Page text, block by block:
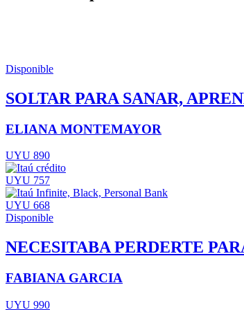
Disponible
SOLTAR PARA SANAR,
ELIANA MONTEMAYOR
UYU 890
UYU 757
UYU 668
Disponible
NECESITABA PERDERTE
FABIANA GARCIA
UYU 990